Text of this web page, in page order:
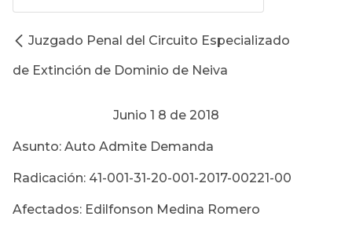
Juzgado Penal del Circuito Especializado
de Extinción de Dominio de Neiva
Junio 1 8 de 2018
Asunto: Auto Admite Demanda
Radicación: 41-001-31-20-001-2017-00221-00
Afectados: Edilfonson Medina Romero